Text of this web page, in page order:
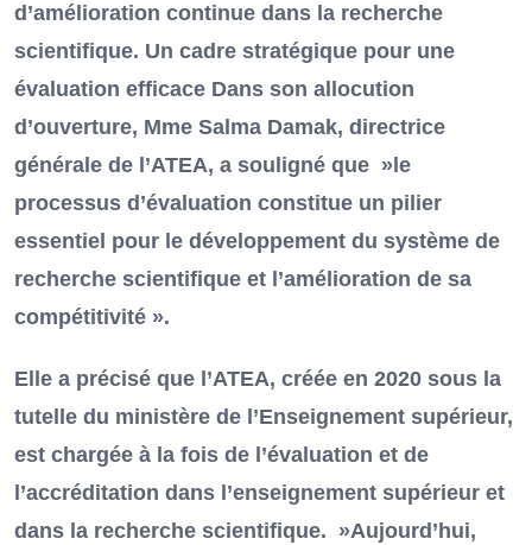
d’amélioration continue dans la recherche
scientifique. Un cadre stratégique pour une
évaluation efficace Dans son allocution
d’ouverture, Mme Salma Damak, directrice
générale de l’ATEA, a souligné que »le
processus d’évaluation constitue un pilier
essentiel pour le développement du système de
recherche scientifique et l’amélioration de sa
compétitivité ».
Elle a précisé que l’ATEA, créée en 2020 sous la
tutelle du ministère de l’Enseignement supérieur,
est chargée à la fois de l’évaluation et de
l’accréditation dans l’enseignement supérieur et
dans la recherche scientifique. »Aujourd’hui,